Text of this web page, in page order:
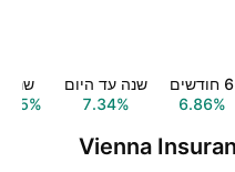
‎6‎ חודשים
6.86%
שנה עד היום
7.34%
שנה ‎1‎